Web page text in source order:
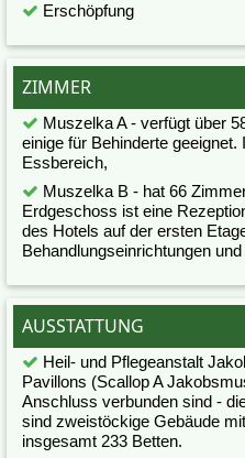
Erschöpfung
ZIMMER
Muszelka A - verfügt über
einige für Behinderte
Essbereich,
Muszelka B - hat 66
Erdgeschoss ist eine
des Hotels auf der ersten
Behandlungseinrichtungen
AUSSTATTUNG
Heil- und Pflegeanstalt
Pavillons (Scallop A
Anschluss verbunden sind -
sind zweistöckige Gebäude
insgesamt 233 Betten.